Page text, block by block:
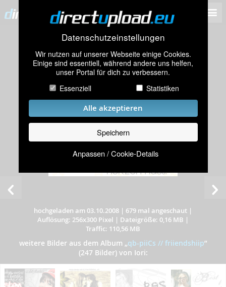
Datenschutzeinstellungen
Wir nutzen auf unserer Webseite einige Cookies.
Einige sind essentiell, während andere uns helfen,
unser Portal für dich zu verbessern.
Essenziell
Statistiken
Alle akzeptieren
Speichern
Anpassen / Cookie-Details
hochgeladen am 03.10.2008 | 679 mal angeschaut |
Auflösung: 256x300 Pixel | Dateigröße: 0,16 MB |
Traffic: 110,56 MB
weitere Bilder aus dem Album „qb-piiCs // friiendshiip”
(247 Bilder) von Iori: